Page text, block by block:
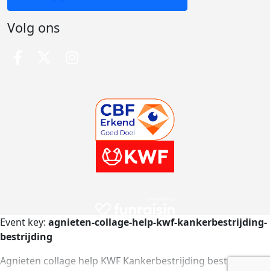
Volg ons
Event key: agnieten-collage-help-kwf-kankerbestrijding-
bestrijding
Agnieten collage help KWF Kankerbestrijding bestrijding